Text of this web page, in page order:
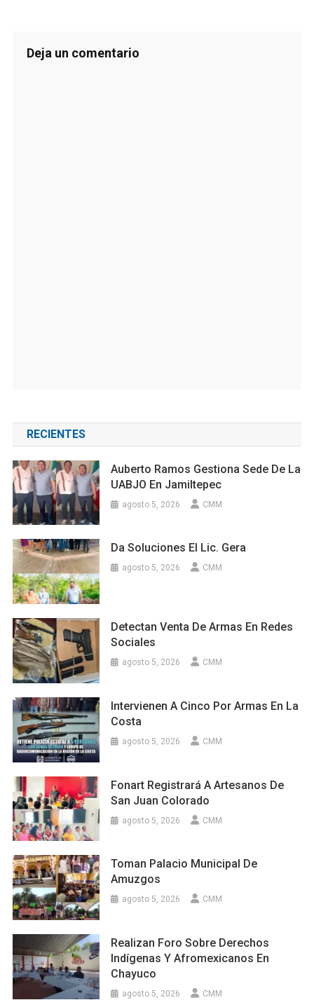
Deja un comentario
RECIENTES
Auberto Ramos Gestiona Sede De La
UABJO En Jamiltepec
agosto 5, 2026 CMM
Da Soluciones El Lic. Gera
agosto 5, 2026 CMM
Detectan Venta De Armas En Redes
Sociales
agosto 5, 2026 CMM
Intervienen A Cinco Por Armas En La
Costa
agosto 5, 2026 CMM
Fonart Registrará A Artesanos De
San Juan Colorado
agosto 5, 2026 CMM
Toman Palacio Municipal De
Amuzgos
agosto 5, 2026 CMM
Realizan Foro Sobre Derechos
Indígenas Y Afromexicanos En
Chayuco
agosto 5, 2026 CMM